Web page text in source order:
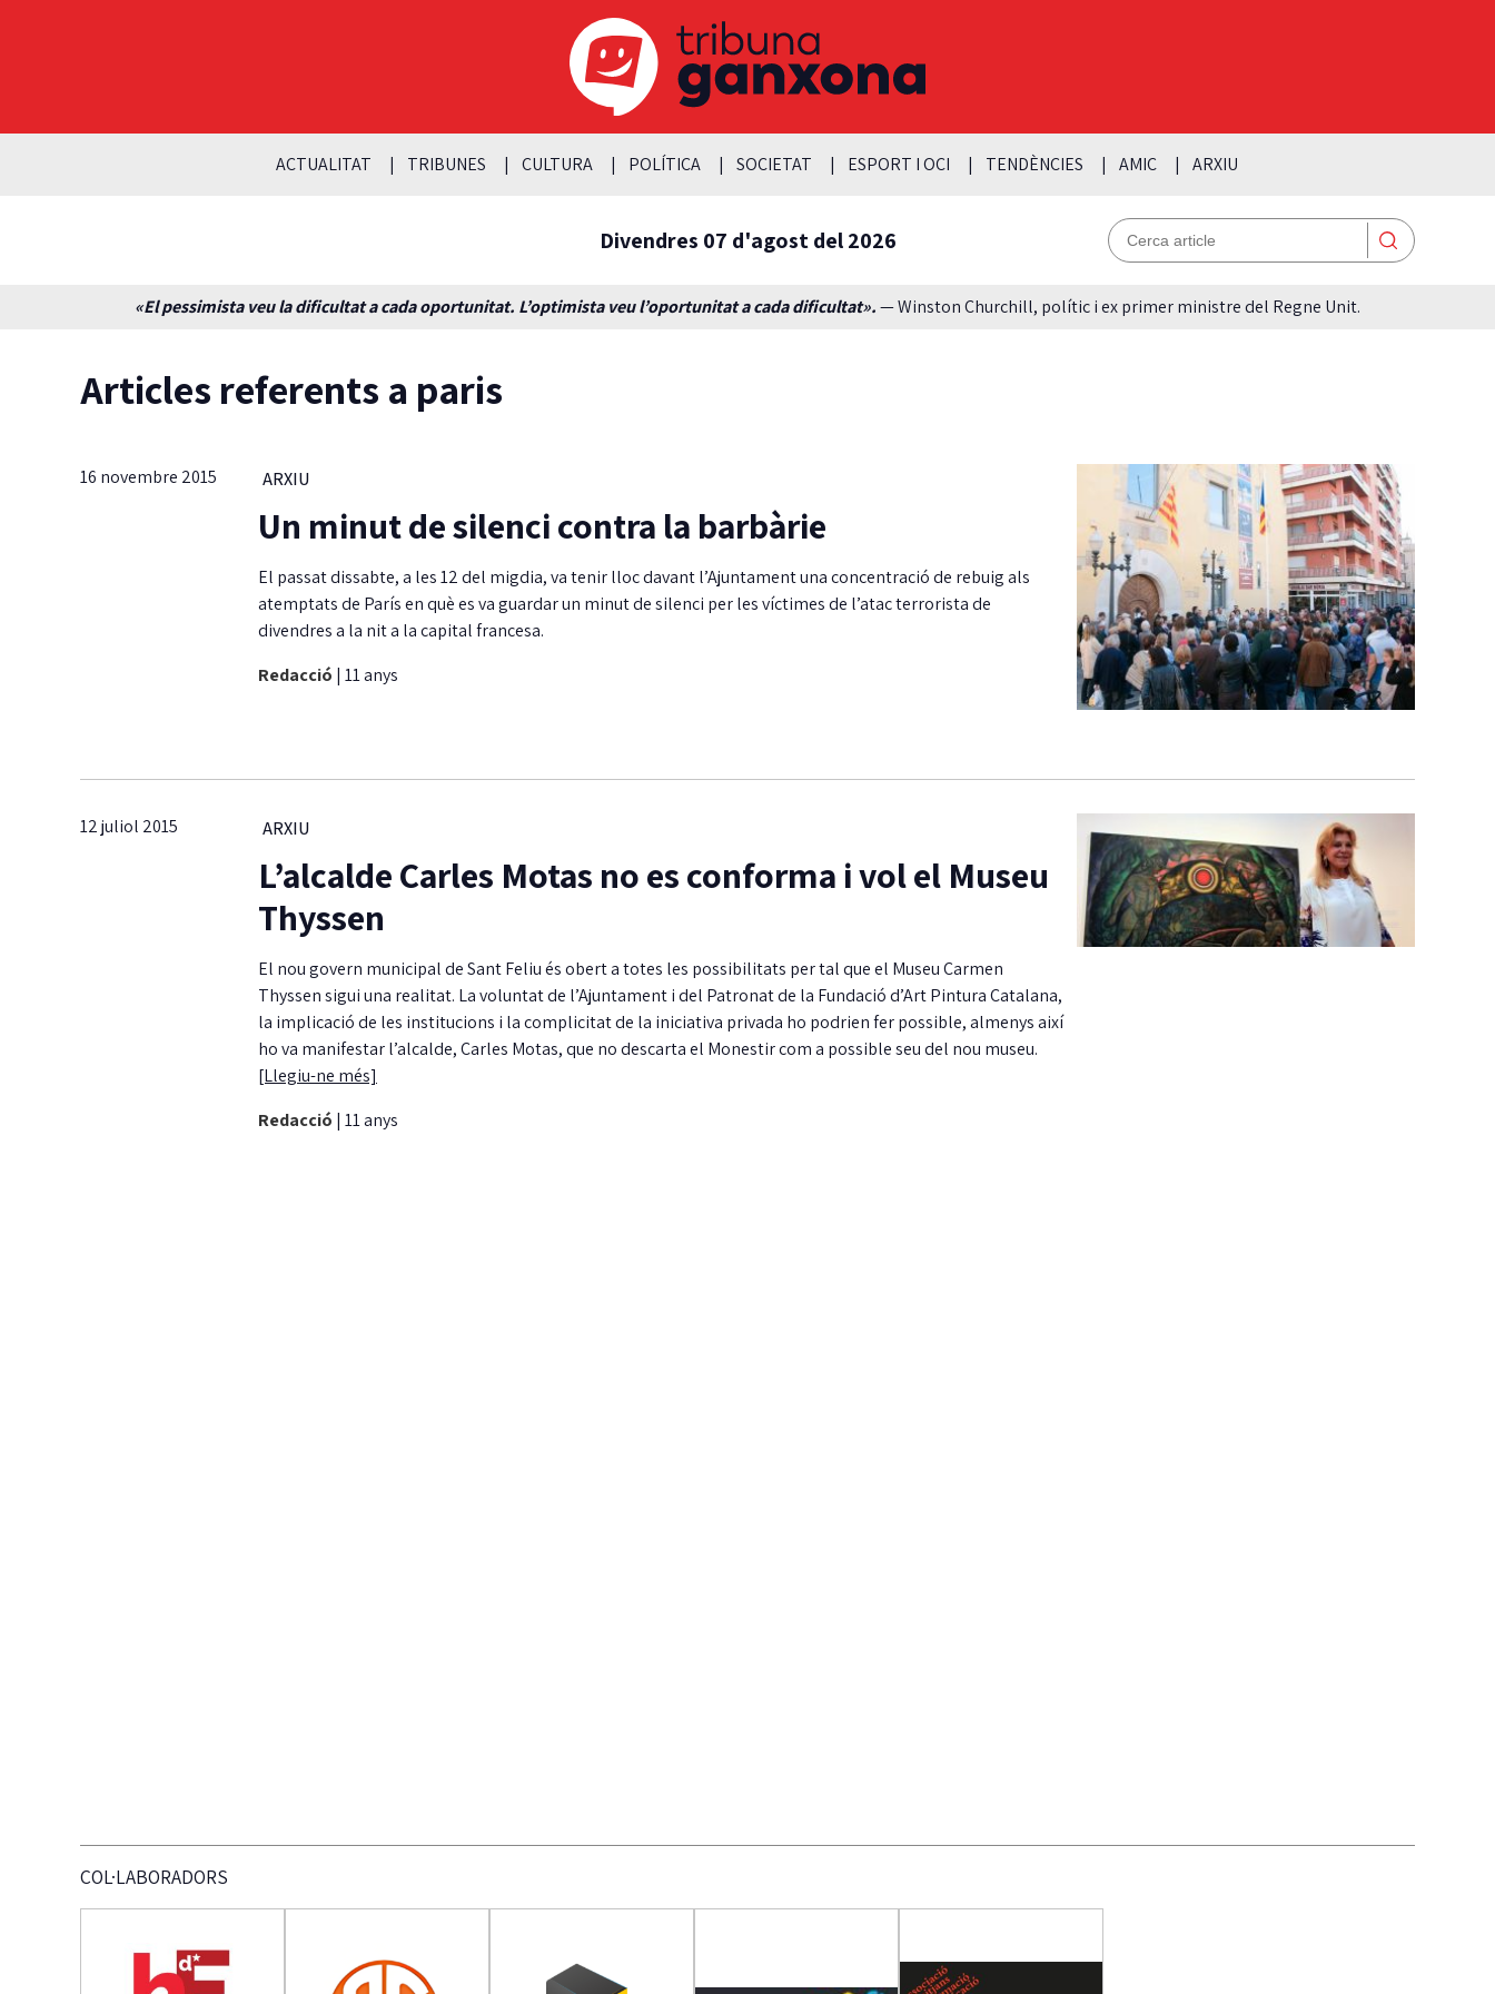
ACTUALITAT TRIBUNES CULTURA POLÍTICA SOCIETAT ESPORT I OCI TENDÈNCIES AMIC ARXIU
Divendres 07 d'agost del 2026
«El pessimista veu la dificultat a cada oportunitat. L’optimista veu l’oportunitat a cada dificultat».— Winston Churchill, polític i ex primer ministre del Regne Unit.
Articles referents a paris
16 novembre 2015 ARXIU
Un minut de silenci contra la barbàrie
El passat dissabte, a les 12 del migdia, va tenir lloc davant l’Ajuntament una concentració de rebuig als
atemptats de París en què es va guardar un minut de silenci per les víctimes de l’atac terrorista de
divendres a la nit a la capital francesa.
Redacció | 11 anys
12 juliol 2015 ARXIU
L’alcalde Carles Motas no es conforma i vol el Museu
Thyssen
El nou govern municipal de Sant Feliu és obert a totes les possibilitats per tal que el Museu Carmen
Thyssen sigui una realitat. La voluntat de l’Ajuntament i del Patronat de la Fundació d’Art Pintura Catalana,
la implicació de les institucions i la complicitat de la iniciativa privada ho podrien fer possible, almenys així
ho va manifestar l’alcalde, Carles Motas, que no descarta el Monestir com a possible seu del nou museu.
[Llegiu-ne més]
Redacció | 11 anys
COL·LABORADORS